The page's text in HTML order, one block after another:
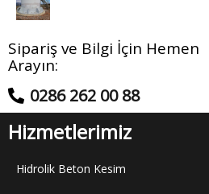
Sipariş ve Bilgi İçin Hemen
Arayın:
0286 262 00 88
Hizmetlerimiz
Hidrolik Beton Kesim